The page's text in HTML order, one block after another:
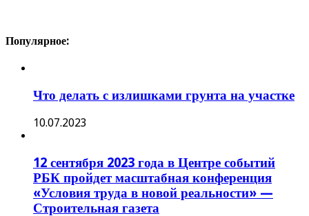
Популярное:
Что делать с излишками грунта на участке
10.07.2023
12 сентября 2023 года в Центре событий
РБК пройдет масштабная конференция
«Условия труда в новой реальности» —
Строительная газета